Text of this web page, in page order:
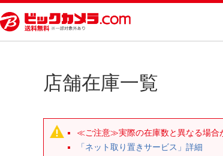
店舗在庫一覧
≪ご注意≫実際の在庫数と異なる場合
「ネット取り置きサービス」詳細